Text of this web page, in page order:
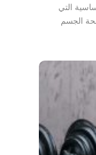
التي
الجسم